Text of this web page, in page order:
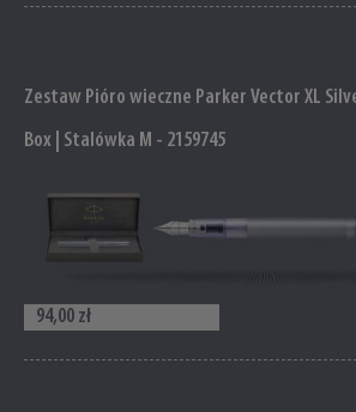
Zestaw Pióro wieczne Parker Vector XL
Box | Stalówka M - 2159745
94,00 zł